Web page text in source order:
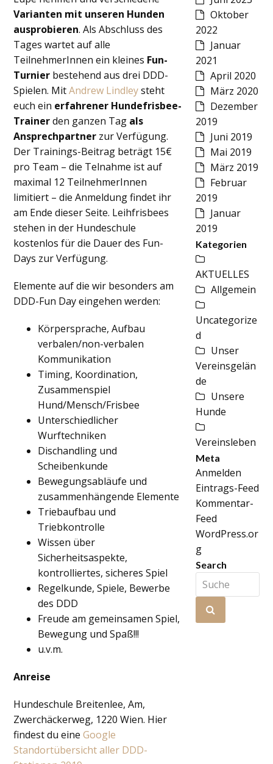
Varianten mit unseren Hunden
ausprobieren. Als Abschluss des
Tages wartet auf alle
TeilnehmerInnen ein kleines Fun-
Turnier bestehend aus drei DDD-
Spielen. MitAndrew Lindleysteht
euch ein erfahrener Hundefrisbee-
Trainerden ganzen Tag als
Ansprechpartner zur Verfügung.
Der Trainings-Beitrag beträgt 15€
pro Team – die Telnahme ist auf
maximal 12 TeilnehmerInnen
limitiert – die Anmeldung findet ihr
am Ende dieser Seite. Leihfrisbees
stehen in der Hundeschule
kostenlos für die Dauer des Fun-
Days zur Verfügung.
Elemente auf die wir besonders am
DDD-Fun Day eingehen werden:
Körpersprache, Aufbau
verbalen/non-verbalen
Kommunikation
Timing, Koordination,
Zusammenspiel
Hund/Mensch/Frisbee
Unterschiedlicher
Wurftechniken
Dischandling und
Scheibenkunde
Bewegungsabläufe und
zusammenhängende Elemente
Triebaufbau und
Triebkontrolle
Wissen über
Sicherheitsaspekte,
kontrolliertes, sicheres Spiel
Regelkunde, Spiele, Bewerbe
des DDD
Freude am gemeinsamen Spiel,
Bewegung und Spaß!!!
u.v.m.
Anreise
Hundeschule Breitenlee, Am,
Zwerchäckerweg, 1220 Wien. Hier
findest du eineGoogle
Standortübersicht aller DDD-
Oktober
2022
Januar
2021
April 2020
März 2020
Dezember
2019
Juni 2019
Mai 2019
März 2019
Februar
2019
Januar
2019
Kategorien
AKTUELLES
Allgemein
Uncategorize
d
Unser
Vereinsgelän
de
Unsere
Hunde
Vereinsleben
Meta
Anmelden
Eintrags-Feed
Kommentar-
Feed
WordPress.or
g
Search
Suche